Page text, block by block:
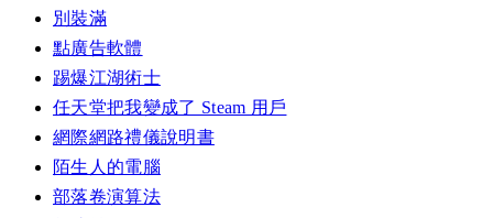
別裝滿
點廣告軟體
踢爆江湖術士
任天堂把我變成了 Steam 用戶
網際網路禮儀說明書
陌生人的電腦
部落卷演算法